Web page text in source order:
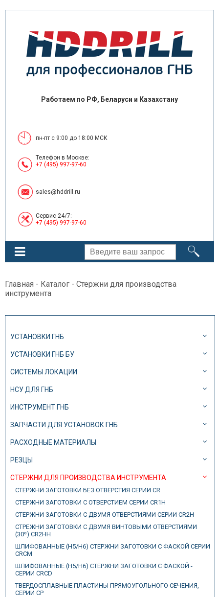
Работаем по РФ, Беларуси и Казахстану
пн-пт с 9:00 до 18:00 МСК
Телефон в Москве:
+7 (495) 997-97-60
sales@hddrill.ru
Сервис 24/7:
+7 (495) 997-97-60
Главная - Каталог - Стержни для производства
инструмента
УСТАНОВКИ ГНБ
УСТАНОВКИ ГНБ БУ
СИСТЕМЫ ЛОКАЦИИ
НСУ ДЛЯ ГНБ
ИНСТРУМЕНТ ГНБ
ЗАПЧАСТИ ДЛЯ УСТАНОВОК ГНБ
РАСХОДНЫЕ МАТЕРИАЛЫ
РЕЗЦЫ
СТЕРЖНИ ДЛЯ ПРОИЗВОДСТВА ИНСТРУМЕНТА
СТЕРЖНИ ЗАГОТОВКИ БЕЗ ОТВЕРСТИЯ СЕРИИ CR
СТЕРЖНИ ЗАГОТОВКИ С ОТВЕРСТИЕМ СЕРИИ CR1H
СТЕРЖНИ ЗАГОТОВКИ С ДВУМЯ ОТВЕРСТИЯМИ СЕРИИ CR2H
СТРЕЖНИ ЗАГОТОВКИ С ДВУМЯ ВИНТОВЫМИ ОТВЕРСТИЯМИ
(30º) CR2HH
ШЛИФОВАННЫЕ (H5/H6) СТЕРЖНИ ЗАГОТОВКИ С ФАСКОЙ СЕРИИ
CRCM
ШЛИФОВАННЫЕ (H5/H6) СТЕРЖНИ ЗАГОТОВКИ С ФАСКОЙ -
СЕРИИ CRCD
ТВЕРДОСПЛАВНЫЕ ПЛАСТИНЫ ПРЯМОУГОЛЬНОГО СЕЧЕНИЯ,
СЕРИИ CP